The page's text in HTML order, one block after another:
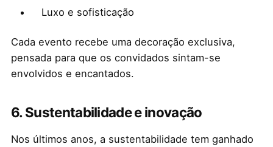
Luxo e sofisticação
Cada evento recebe uma decoração exclusiva,
pensada para que os convidados sintam-se
envolvidos e encantados.
6.Sustentabilidade e inovação
Nos últimos anos, a sustentabilidade tem ganhado